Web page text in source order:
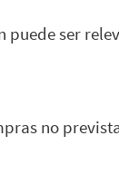
puede ser
no